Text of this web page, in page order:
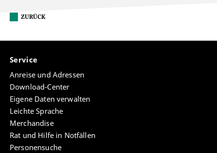
ZURÜCK
Service
Anreise und Adressen
Download-Center
Eigene Daten verwalten
Leichte Sprache
Merchandise
Rat und Hilfe in Notfällen
Personensuche